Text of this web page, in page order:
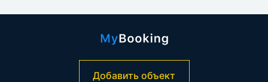
Добавить объект